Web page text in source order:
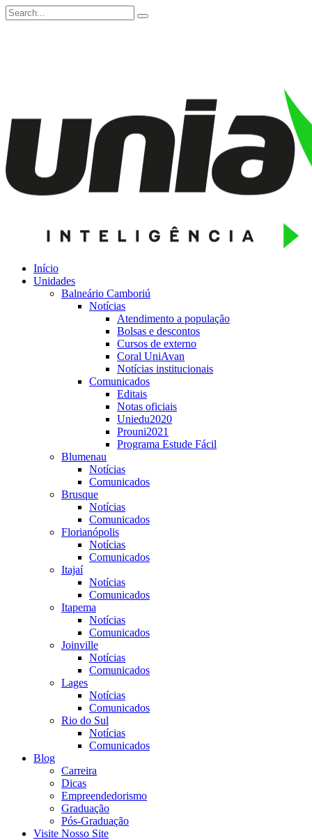
Início
Unidades
Balneário Camboriú
Notícias
Atendimento a população
Bolsas e descontos
Cursos de externo
Coral UniAvan
Notícias institucionais
Comunicados
Editais
Notas oficiais
Uniedu2020
Prouni2021
Programa Estude Fácil
Blumenau
Notícias
Comunicados
Brusque
Notícias
Comunicados
Florianópolis
Notícias
Comunicados
Itajaí
Notícias
Comunicados
Itapema
Notícias
Comunicados
Joinville
Notícias
Comunicados
Lages
Notícias
Comunicados
Rio do Sul
Notícias
Comunicados
Blog
Carreira
Dicas
Empreendedorismo
Graduação
Pós-Graduação
Visite Nosso Site